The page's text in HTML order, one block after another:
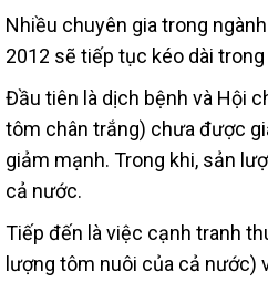
Nhiều chuyên gia trong
2012 sẽ tiếp tục kéo dài
Đầu tiên là dịch bệnh và Hội
tôm chân trắng) chưa được
giảm mạnh. Trong khi, sản
cả nước.
Tiếp đến là việc cạnh tranh
lượng tôm nuôi của cả nước)